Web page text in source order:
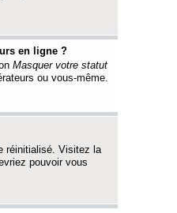
en ligne ?
Masquer votre statut
ou vous-même.
réinitialisé. Visitez la
pouvoir vous